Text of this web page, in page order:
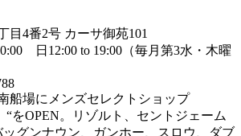
目4番2号 カーサ御苑101
日12:00 to 19:00（毎月第3水・木曜
船場にメンズセレクトショップ
“をOPEN。リゾルト、セントジェーム
グンナウン、ガンホー、スロウ、ダブ